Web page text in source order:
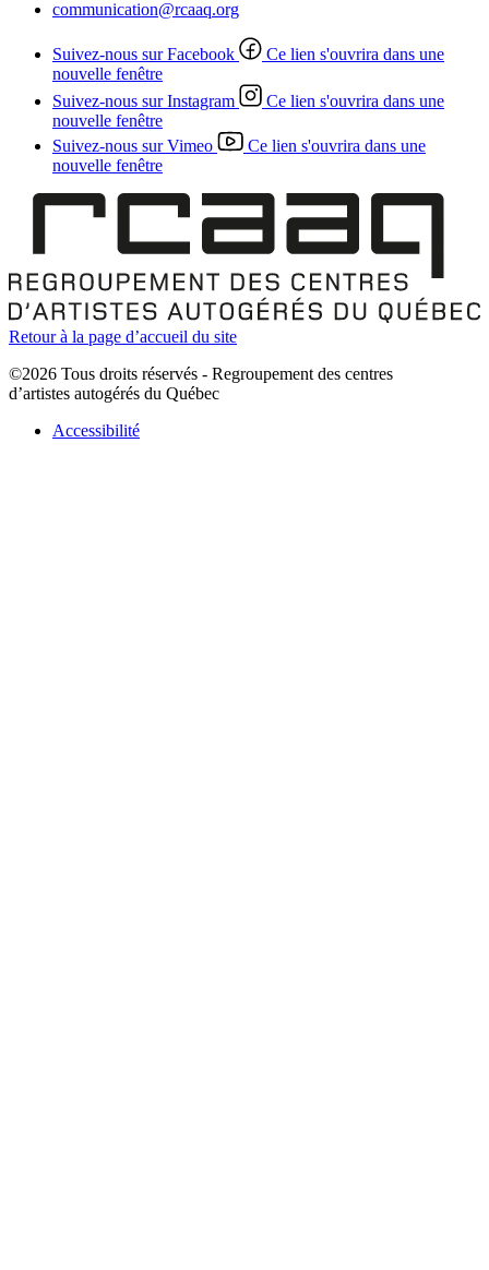
communication@rcaaq.org
Suivez-nous sur Facebook
Ce lien s'ouvrira dans une
nouvelle fenêtre
Suivez-nous sur Instagram
Ce lien s'ouvrira dans une
nouvelle fenêtre
Suivez-nous sur Vimeo
Ce lien s'ouvrira dans une
nouvelle fenêtre
Retour à la page d’accueil du site
©2026 Tous droits réservés - Regroupement des centres
d’artistes autogérés du Québec
Accessibilité